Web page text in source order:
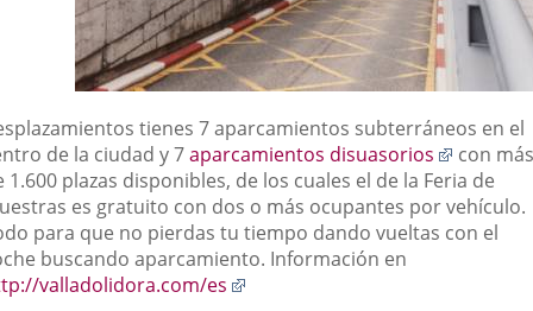
tienes 7 aparcamientos subterráneos en el
de la ciudad y 7aparcamientos disuasorios
Enlace
a
una
con más
1.600 plazas disponibles, de los cuales el de la Feria de
es gratuito con dos o más ocupantes por vehículo.
para que no pierdas tu tiempo dando vueltas con el
buscando aparcamiento. Información en
valladolidora.com/es